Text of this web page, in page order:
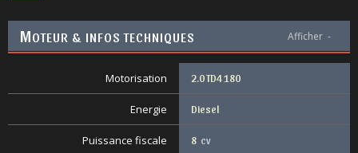
MOTEUR & INFOS TECHNIQUES Afficher -
Motorisation 2.0 TD4 180
Energie Diesel
Puissance fiscale 8 cv